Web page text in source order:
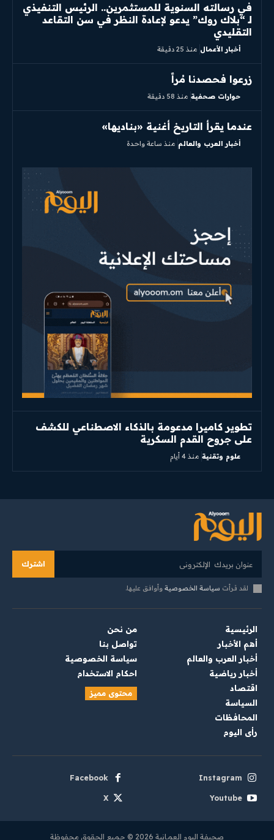
في رسالته السنوية للمستثمرين.. الرئيس التنفيذي
لـ “بلاك روك” يدعو لإعادة النظر في سن التقاعد
التقليدي
أخبار الأعمال منذ 25 دقيقة
زرعوا فحصدنا مُراً
حوارات صحفية منذ 58 دقيقة
عندما يقرأ التاريخ أغنية «بناديها»
أخبار العرب والعالم منذ ساعة واحدة
تطوير كاميرا مدعومة بالذكاء الاصطناعي للكشف
على جروح القدم السكرية
علوم وتقنية منذ 4 أيام
اشترك
لقد قرأت سياسة الخصوصية وأوافق عليها.
الرئيسية
أهم الأخبار
أخبار العرب والعالم
أخبار رياضية
اقتصاد
السياسة
المحافظات
رأي اليوم
من نحن
تواصل بنا
سياسة الخصوصية
احكام الاستخدام
محتوى مميز
Facebook Instagram
X Youtube
صحيفة اليوم العمانية 2026 © جميع الحقوق محفوظة